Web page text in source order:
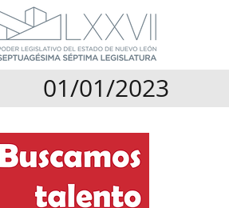
01/01/2023